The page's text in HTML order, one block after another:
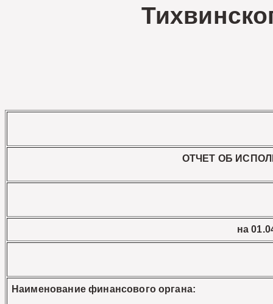
ОТЧЕТ ОБ
на
Наименование финансового органа: